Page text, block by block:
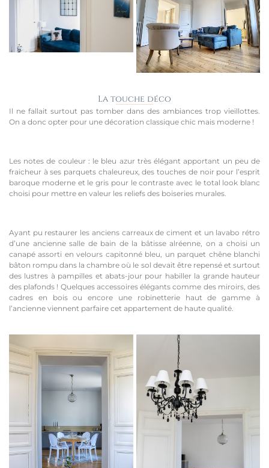
La touche déco
Il ne fallait surtout pas tomber dans des ambiances trop vieillottes.
On a donc opter pour une décoration classique chic mais moderne !
Les notes de couleur : le bleu azur très élégant apportant un peu de
fraicheur à ses parquets chaleureux, des touches de noir pour l’esprit
baroque moderne et le gris pour le contraste avec le total look blanc
choisi pour mettre en valeur les reliefs des boiseries murales.
Ayant pu restaurer les anciens carreaux de ciment et un lavabo rétro
d’une ancienne salle de bain de la bâtisse alréenne, on a choisi un
canapé assorti en velours capitonné bleu, un parquet chêne blanchi
bâton rompu dans la chambre où le sol devait être repensé et surtout
des lustres à pampilles et abats-jour pour habiller la grande hauteur
des plafonds ! Quelques accessoires élégants comme des miroirs, des
cadres en bois ou encore une robinetterie haut de gamme à
l’ancienne viennent parfaire cet appartement de haute qualité.